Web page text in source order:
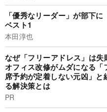
「優秀なリーダー」が部下
ベスト1
本田淳也
なぜ「フリーアドレス」は
オフィス改修がムダになる「
席予約が定着しない元凶」と
る解決策とは
PR